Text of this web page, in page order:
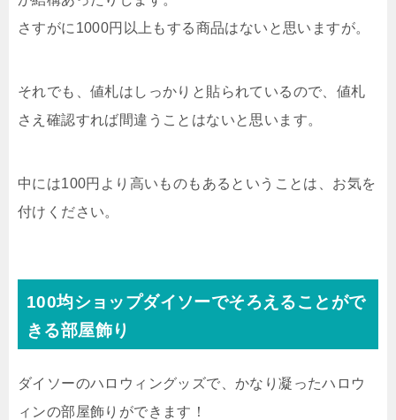
さすがに1000円以上もする商品はないと思いますが。
それでも、値札はしっかりと貼られているので、値札
さえ確認すれば間違うことはないと思います。
中には100円より高いものもあるということは、お気を
付けください。
100均ショップダイソーでそろえることがで
きる部屋飾り
ダイソーのハロウィングッズで、かなり凝ったハロウ
ィンの部屋飾りができます！